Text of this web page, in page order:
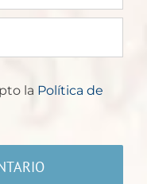
la Política de